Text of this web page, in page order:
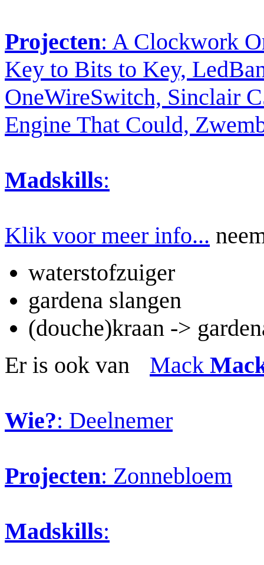
Projecten: A Clockwork
Key to Bits to Key,
OneWireSwitch, Sinclair
Engine That Could,
Madskills:
Klik voor meer info...
waterstofzuiger
gardena slangen
(douche)kraan ->
Er is ook van
Mack
Wie?: Deelnemer
Projecten: Zonnebloem
Madskills: